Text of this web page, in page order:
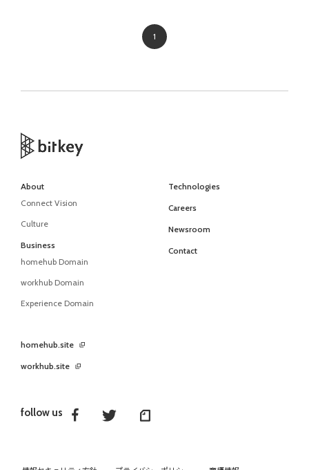
1
follow us
About
Connect Vision
Culture
Business
homehub Domain
workhub Domain
Experience Domain
Technologies
Careers
Newsroom
Contact
homehub.site
workhub.site